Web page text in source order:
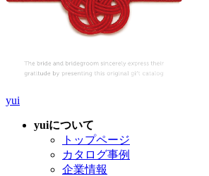
yui
yuiについて
トップページ
カタログ事例
企業情報